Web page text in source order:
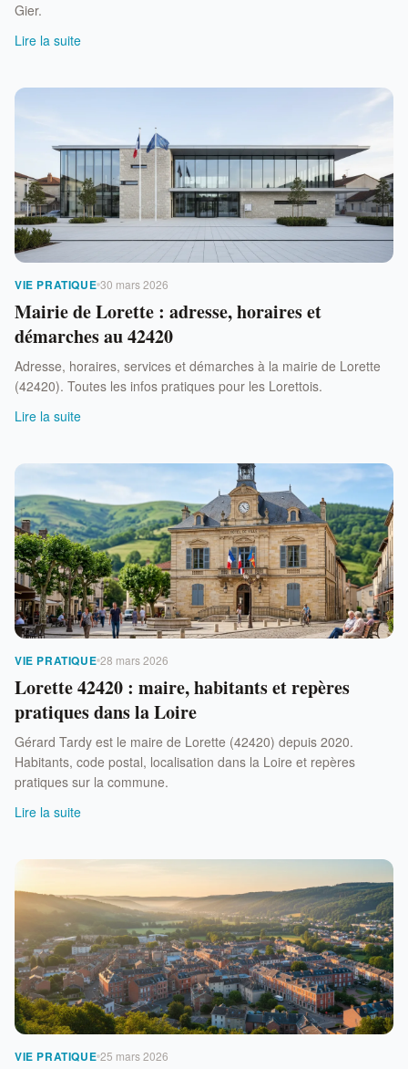
Gier.
Lire la suite
VIE PRATIQUE 30 mars 2026
Mairie de Lorette : adresse, horaires et
démarches au 42420
Adresse, horaires, services et démarches à la mairie de Lorette
(42420). Toutes les infos pratiques pour les Lorettois.
Lire la suite
VIE PRATIQUE 28 mars 2026
Lorette 42420 : maire, habitants et repères
pratiques dans la Loire
Gérard Tardy est le maire de Lorette (42420) depuis 2020.
Habitants, code postal, localisation dans la Loire et repères
pratiques sur la commune.
Lire la suite
VIE PRATIQUE 25 mars 2026